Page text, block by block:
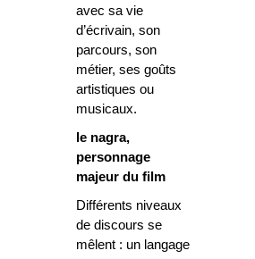
avec sa vie
d’écrivain, son
parcours, son
métier, ses goûts
artistiques ou
musicaux.
le nagra,
personnage
majeur du film
Différents niveaux
de discours se
mêlent : un langage